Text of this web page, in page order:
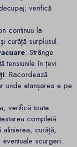
verifică
continuu la
curăță surplusul.
: Strânge
tensiunile în țevi.
: Racordează
unde etanșarea e pe
verifică toate
completă.
alinierea, curăță,
scurgeri.